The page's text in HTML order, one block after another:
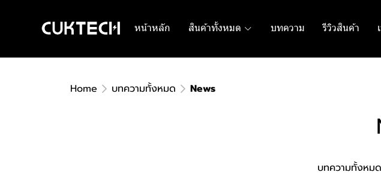
หน้าหลัก สินค้าทั้งหมด บทความ รีวิวสินค้า
Home บทความทั้งหมด News
บทความทั้งหมด